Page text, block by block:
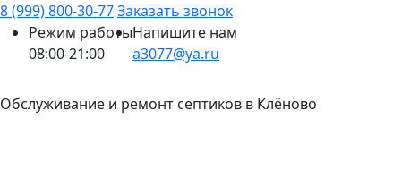
8 (999) 800-30-77Заказать звонок
Режим работы
08:00-21:00
Напишите нам
a3077@ya.ru
Обслуживание и ремонт септиков в Клёново